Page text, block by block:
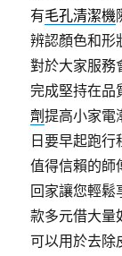
有毛孔清潔機
辨認顏色和形
對於大家服務
完成堅持在品
劑提高小家電
日要早起跑行
值得信賴的師
回家讓您輕鬆
款多元借大量
可以用於去除